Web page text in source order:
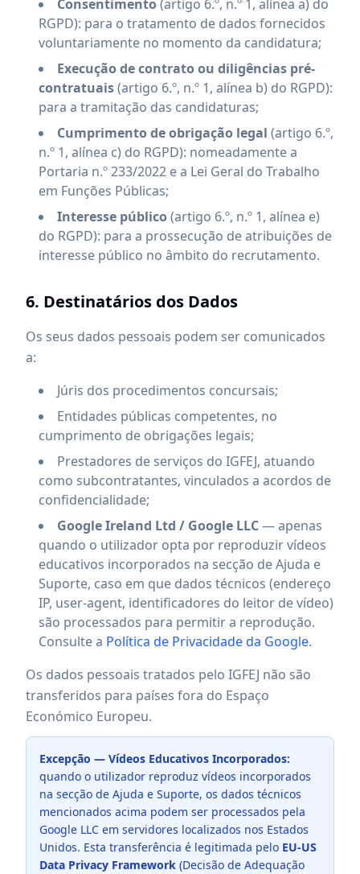
Consentimento(artigo 6.º, n.º 1, alínea a) do
RGPD): para o tratamento de dados fornecidos
voluntariamente no momento da candidatura;
Execução de contrato ou diligências pré-
contratuais(artigo 6.º, n.º 1, alínea b) do RGPD):
para a tramitação das candidaturas;
Cumprimento de obrigação legal (artigo 6.º,
n.º 1, alínea c) do RGPD): nomeadamente a
Portaria n.º 233/2022 e a Lei Geral do Trabalho
em Funções Públicas;
Interesse público(artigo 6.º, n.º 1, alínea e)
do RGPD): para a prossecução de atribuições de
interesse público no âmbito do recrutamento.
6. Destinatários dos Dados
Os seus dados pessoais podem ser comunicados
a:
Júris dos procedimentos concursais;
Entidades públicas competentes, no
cumprimento de obrigações legais;
Prestadores de serviços do IGFEJ, atuando
como subcontratantes, vinculados a acordos de
confidencialidade;
Google Ireland Ltd / Google LLC— apenas
quando o utilizador opta por reproduzir vídeos
educativos incorporados na secção de Ajuda e
Suporte, caso em que dados técnicos (endereço
IP, user-agent, identificadores do leitor de vídeo)
são processados para permitir a reprodução.
Consulte a Política de Privacidade da Google.
Os dados pessoais tratados pelo IGFEJ não são
transferidos para países fora do Espaço
Económico Europeu.
Excepção — Vídeos Educativos Incorporados:
quando o utilizador reproduz vídeos incorporados
na secção de Ajuda e Suporte, os dados técnicos
mencionados acima podem ser processados pela
Google LLC em servidores localizados nos Estados
Unidos. Esta transferência é legitimada pelo EU-US
Data Privacy Framework (Decisão de Adequação